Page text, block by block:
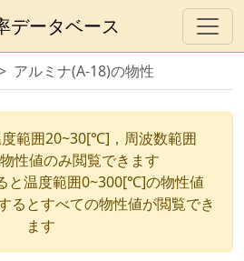
データベース
アルミナ(A-18)の物性
範囲20~30[℃]，周波数範囲
性値のみ閲覧できます
と温度範囲0~300[℃]の物性値
るとすべての物性値が閲覧でき
ます